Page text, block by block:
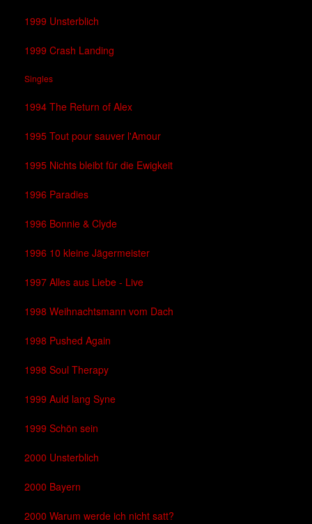
1999 Unsterblich
1999 Crash Landing
Singles
1994 The Return of Alex
1995 Tout pour sauver l'Amour
1995 Nichts bleibt für die Ewigkeit
1996 Paradies
1996 Bonnie & Clyde
1996 10 kleine Jägermeister
1997 Alles aus Liebe - Live
1998 Weihnachtsmann vom Dach
1998 Pushed Again
1998 Soul Therapy
1999 Auld lang Syne
1999 Schön sein
2000 Unsterblich
2000 Bayern
2000 Warum werde ich nicht satt?